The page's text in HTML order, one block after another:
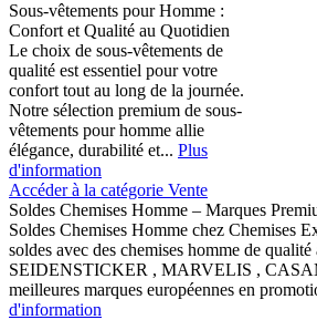
Sous-vêtements pour Homme :
Confort et Qualité au Quotidien
Le choix de sous-vêtements de
qualité est essentiel pour votre
confort tout au long de la journée.
Notre sélection premium de sous-
vêtements pour homme allie
élégance, durabilité et... Plus
d'information
Accéder à la catégorie Vente
Soldes Chemises Homme – Marques
Soldes Chemises Homme chez Chemises
soldes avec des chemises homme de
SEIDENSTICKER , MARVELIS ,
meilleures marques européennes en
d'information